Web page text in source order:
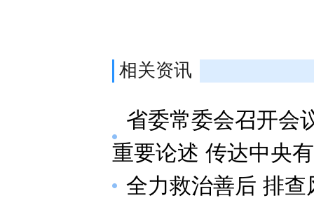
相关资讯
省委常委会召开会
重要论述 传达中央
全力救治善后 排查